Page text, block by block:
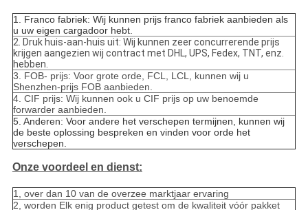
1. Franco fabriek: Wij kunnen prijs franco fabriek aanbieden als
u uw eigen cargadoor hebt.
2. Druk huis-aan-huis uit: Wij kunnen zeer concurrerende prijs
krijgen aangezien wij contract met DHL, UPS, Fedex, TNT, enz.
hebben.
3. FOB- prijs: Voor grote orde, FCL, LCL, kunnen wij u
Shenzhen-prijs FOB aanbieden.
4. CIF prijs: Wij kunnen ook u CIF prijs op uw benoemde
forwarder aanbieden.
5. Anderen: Voor andere het verschepen termijnen, kunnen wij
de beste oplossing bespreken en vinden voor orde het
verschepen.
Onze voordeel en dienst:
1, over dan 10 van de overzee marktjaar ervaring
2, worden Elk enig product getest om de kwaliteit vóór pakket